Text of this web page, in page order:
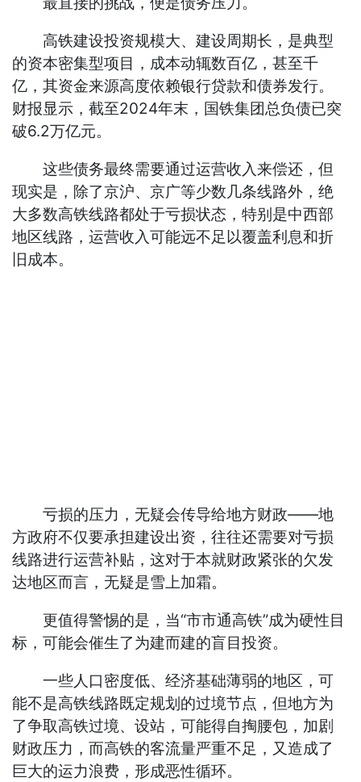
高铁建设投资规模大、建设周期长，是典型
的资本密集型项目，成本动辄数百亿，甚至千
亿，其资金来源高度依赖银行贷款和债券发行。
财报显示，截至2024年末，国铁集团总负债已突
破6.2万亿元。
这些债务最终需要通过运营收入来偿还，但
现实是，除了京沪、京广等少数几条线路外，绝
大多数高铁线路都处于亏损状态，特别是中西部
地区线路，运营收入可能远不足以覆盖利息和折
旧成本。
亏损的压力，无疑会传导给地方财政——地
方政府不仅要承担建设出资，往往还需要对亏损
线路进行运营补贴，这对于本就财政紧张的欠发
达地区而言，无疑是雪上加霜。
更值得警惕的是，当“市市通高铁”成为硬性目
标，可能会催生了为建而建的盲目投资。
一些人口密度低、经济基础薄弱的地区，可
能不是高铁线路既定规划的过境节点，但地方为
了争取高铁过境、设站，可能得自掏腰包，加剧
财政压力，而高铁的客流量严重不足，又造成了
巨大的运力浪费，形成恶性循环。